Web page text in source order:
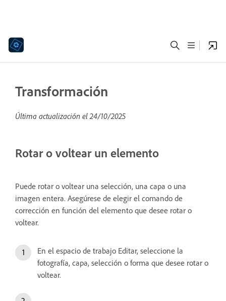
Transformación
Última actualización el24/10/2025
Rotar o voltear un elemento
Puede rotar o voltear una selección, una capa o una
imagen entera. Asegúrese de elegir el comando de
corrección en función del elemento que desee rotar o
voltear.
En el espacio de trabajo Editar, seleccione la
fotografía, capa, selección o forma que desee rotar o
voltear.